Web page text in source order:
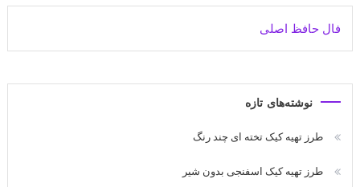
فال حافظ اصلی
نوشته‌های تازه
طرز تهیه کیک تخته ای چند رنگ
طرز تهیه کیک اسفنجی بدون شیر